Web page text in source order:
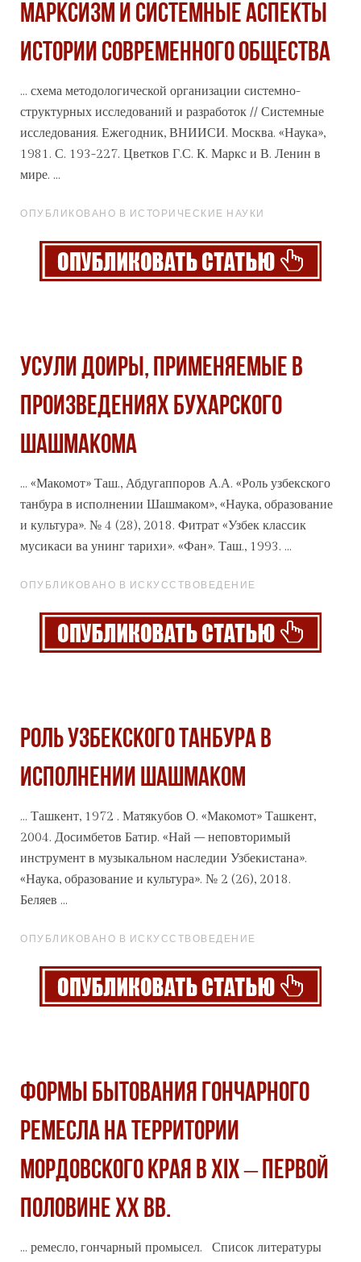
МАРКСИЗМ И СИСТЕМНЫЕ АСПЕКТЫ
ИСТОРИИ СОВРЕМЕННОГО ОБЩЕСТВА
... схема методологической организации системно-
структурных исследований и разработок // Системные
исследования. Ежегодник, ВНИИСИ. Москва. «Наука»,
1981. С. 193-227. Цветков Г.С. К. Маркс и В. Ленин в
мире. ...
ОПУБЛИКОВАНО В ИСТОРИЧЕСКИЕ НАУКИ
УСУЛИ ДОИРЫ, ПРИМЕНЯЕМЫЕ В
ПРОИЗВЕДЕНИЯХ БУХАРСКОГО
ШАШМАКОМА
... «Макомот» Таш., Абдугаппоров А.А. «Роль узбекского
танбура в исполнении Шашмаком», «Наука, образование
и культура». № 4 (28), 2018. Фитрат «Узбек классик
мусикаси ва унинг тарихи». «Фан». Таш., 1993. ...
ОПУБЛИКОВАНО В ИСКУССТВОВЕДЕНИЕ
РОЛЬ УЗБЕКСКОГО ТАНБУРА В
ИСПОЛНЕНИИ ШАШМАКОМ
... Ташкент, 1972 . Матякубов О. «Макомот» Ташкент,
2004. Досимбетов Батир. «Най – неповторимый
инструмент в музыкальном наследии Узбекистана».
«Наука, образование и культура». № 2 (26), 2018.
Беляев ...
ОПУБЛИКОВАНО В ИСКУССТВОВЕДЕНИЕ
ФОРМЫ БЫТОВАНИЯ ГОНЧАРНОГО
РЕМЕСЛА НА ТЕРРИТОРИИ
МОРДОВСКОГО КРАЯ В XIX – ПЕРВОЙ
ПОЛОВИНЕ XX ВВ.
... ремесло, гончарный промысел. Список литературы